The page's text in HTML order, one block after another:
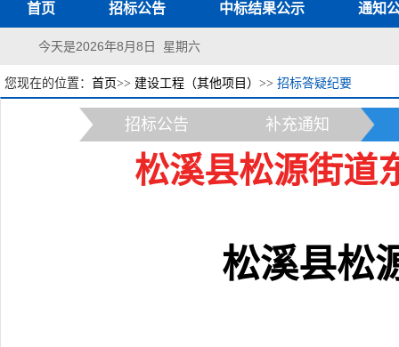
首页 招标公告 中标结果公示 通知
今天是2026年8月8日 星期六
您现在的位置： 首页>> 建设工程（其他项目） >> 招标答疑纪要
招标公告 补充通知
松溪县松源街道
松溪县松